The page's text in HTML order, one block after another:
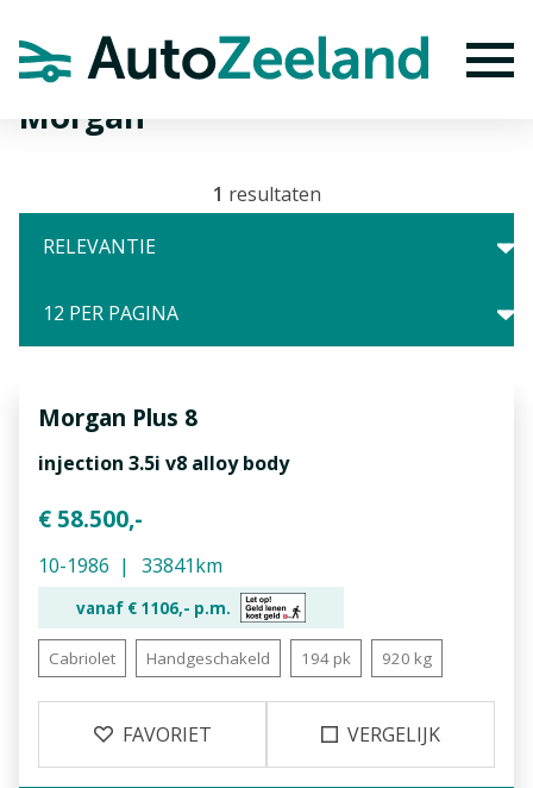
Morgan
1 resultaten
Morgan Plus 8
injection 3.5i v8 alloy body
€ 58.500,-
10-1986 33841km
vanaf € 1106,- p.m.
Cabriolet Handgeschakeld 194 pk 920 kg
FAVORIET VERGELIJK